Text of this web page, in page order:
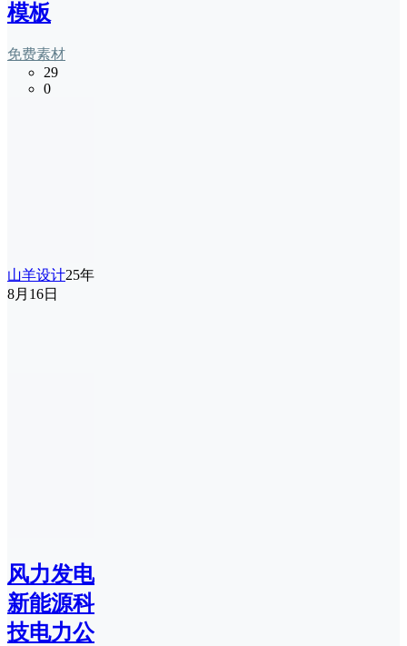
模板
免费素材
29
0
山羊设计25年
8月16日
风力发电
新能源科
技电力公